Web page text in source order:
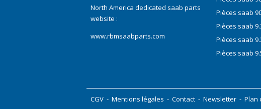
North America dedicated saab parts
website :
www.rbmsaabparts.com
Pièces saab
Pièces saab
Pièces saab
Pièces saab
CGV- Mentions légales - Contact- Newsletter- Plan